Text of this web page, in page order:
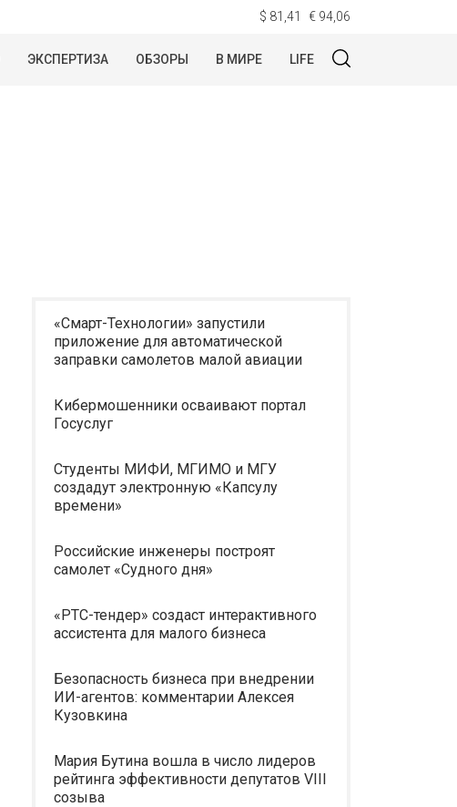
$ 81,41 € 94,06
ЭКСПЕРТИЗА ОБЗОРЫ В МИРЕ LIFE
«Смарт-Технологии» запустили
приложение для автоматической
заправки самолетов малой авиации
Кибермошенники осваивают портал
Госуслуг
Студенты МИФИ, МГИМО и МГУ
создадут электронную «Капсулу
времени»
Российские инженеры построят
самолет «Судного дня»
«РТС-тендер» создаст интерактивного
ассистента для малого бизнеса
Безопасность бизнеса при внедрении
ИИ-агентов: комментарии Алексея
Кузовкина
Мария Бутина вошла в число лидеров
рейтинга эффективности депутатов VIII
созыва